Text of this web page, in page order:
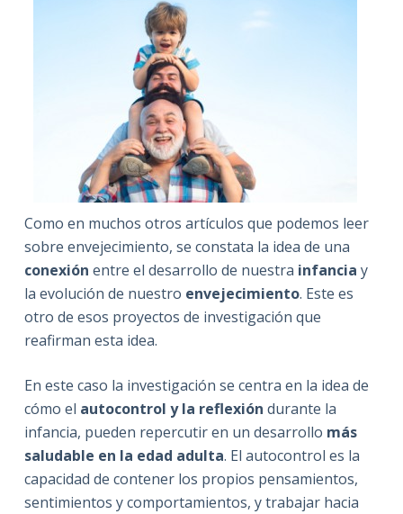
Como en muchos otros artículos que podemos leer
sobre envejecimiento, se constata la idea de una
conexión entre el desarrollo de nuestra infancia y
la evolución de nuestro envejecimiento. Este es
otro de esos proyectos de investigación que
reafirman esta idea.
En este caso la investigación se centra en la idea de
cómo el autocontrol y la reflexión durante la
infancia, pueden repercutir en un desarrollo más
saludable en la edad adulta. El autocontrol es la
capacidad de contener los propios pensamientos,
sentimientos y comportamientos, y trabajar hacia